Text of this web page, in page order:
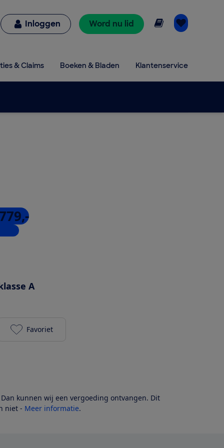
Inloggen Word nu lid Online lezen
& Claims Boeken & Bladen Klantenservice
A
LG F4V909P2E toevoegen aan je favorieten
Favoriet
kunnen wij een vergoeding ontvangen. Dit
niet - Meer informatie.